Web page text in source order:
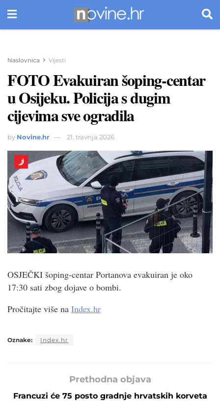
Naslovnica Vijesti
FOTO Evakuiran šoping-centar
u Osijeku. Policija s dugim
cijevima sve ogradila
by Novine.hr 21. travnja 2026.
OSJEČKI šoping-centar Portanova evakuiran je oko
17:30 sati zbog dojave o bombi.
Pročitajte više na Index.hr
Oznake: Index.hr
Prethodna objava
Francuzi će 75 posto gradnje hrvatskih korveta